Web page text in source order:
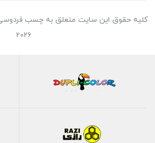
کلیه حقوق این سایت متعلق به چسب
2026